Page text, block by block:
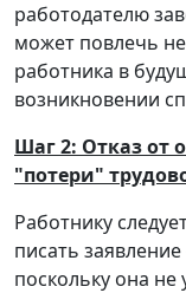
работодателю
может повлечь
работника в
возникновении
Шаг 2: Отказ от
"потери"
Работнику
писать
поскольку она не